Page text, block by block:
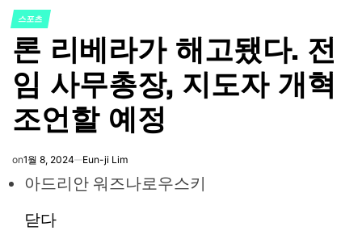
POSTED
IN
스포츠
론 리베라가 해고됐다. 전
임 사무총장, 지도자 개혁
조언할 예정
on1월 8, 2024 Eun-ji Lim
아드리안 워즈나로우스키
닫다